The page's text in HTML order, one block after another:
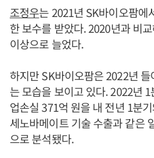
조정우는 2021년 SK바이오팜에
한 보수를 받았다. 2020년과 비
이상으로 늘었다.
하지만 SK바이오팜은 2022년
는 모습을 보이고 있다. 2022년
업손실 371억 원을 내 전년 1분
세노바메이트 기술 수출과 같은
으로 분석됐다.